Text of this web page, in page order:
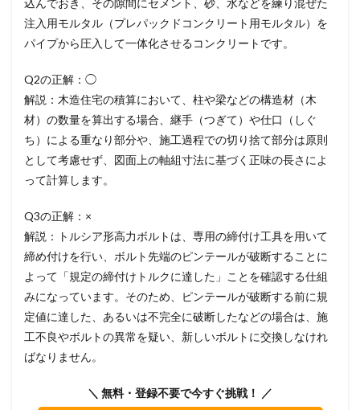
込んでおき、その隙間にセメント、砂、水などを練り混ぜた
注入用モルタル（プレパックドコンクリート用モルタル）を
パイプから圧入して一体化させるコンクリートです。
Q2の正解：◯
解説：木造住宅の積算において、柱や梁などの構造材（木
材）の数量を算出する場合、継手（つぎて）や仕口（しぐ
ち）による重なり部分や、施工過程での切り捨て部分は原則
として考慮せず、図面上の軸組寸法に基づく正味の長さによ
って計算します。
Q3の正解：×
解説：トルシア形高力ボルトは、専用の締付け工具を用いて
締め付けを行い、ボルト先端のピンテールが破断することに
よって「規定の締付けトルクに達した」ことを確認する仕組
みになっています。そのため、ピンテールが破断する前に規
定値に達した、あるいは不完全に破断したなどの場合は、施
工不良やボルトの異常を疑い、新しいボルトに交換しなけれ
ばなりません。
＼ 無料・登録不要で今すぐ挑戦！ ／